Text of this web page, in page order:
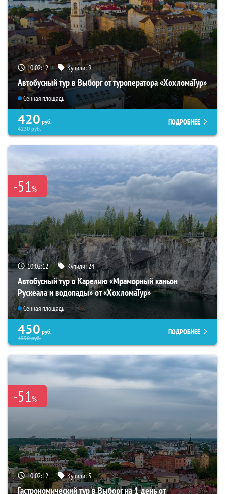
10:02:11 Купили:9
Автобусный тур в Выборг от туроператора «ХохломаТур»
Сенная площадь
420 руб.
4230руб.
ПОДРОБНЕЕ
-51%
10:02:11 Купили:24
Автобусный тур в Карелию «Мраморный каньон
Рускеала и водопады» от «ХохломаТур»
Сенная площадь
450 руб.
4550руб.
ПОДРОБНЕЕ
-51%
10:02:11 Купили:5
Гастрономический тур в Выборг на 1 день от